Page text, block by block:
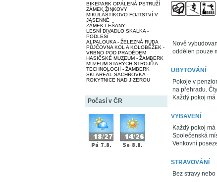
BIKEPARK OPÁLENÁ PSTRUŽÍ
ZÁMEK ŽINKOVY
MIKULÁŠTÍKOVO FOJTSTVÍ V
JASENNÉ
ZÁMEK LEŠANY
LESNÍ DIVADLO SKALKA -
PODLESÍ
ALPALOUKA - ŽELEZNÁ RUDA
PŮJČOVNA KOL A KOLOBĚŽEK -
VRBNO POD PRADĚDEM
HASIČSKÉ MUZEUM - ŽAMBERK
MUZEUM STARÝCH STROJŮ A
TECHNOLOGIÍ - ŽAMBERK
SKI AREÁL SACHROVKA -
ROKYTNICE NAD JIZEROU
Počasí v ČR
Nově
oddělen pouze
UBYTOVÁNÍ
Pokoje v
na přehradu.
Každý pokoj
VYBAVENÍ
Každý pokoj
Společenská
Venkovní
STRAVOVÁNÍ
Bez stravy